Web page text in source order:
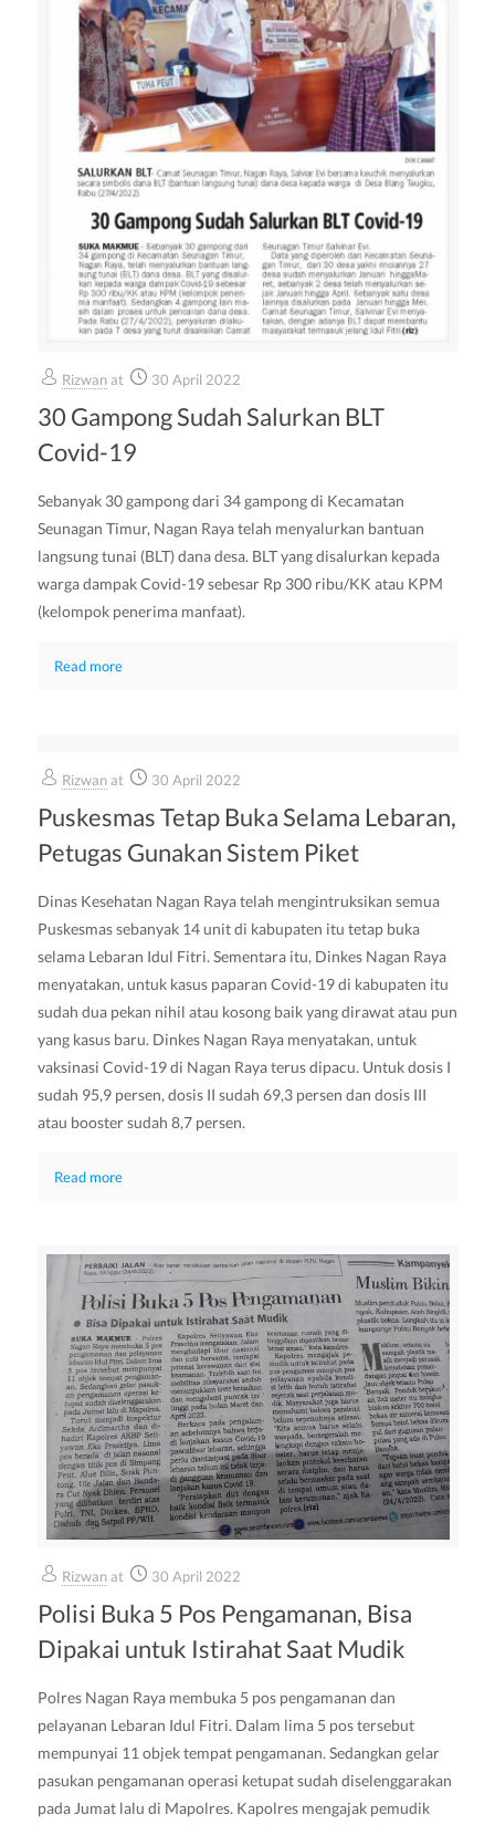
Rizwan at 30 April 2022
30 Gampong Sudah Salurkan BLT
Covid-19
Sebanyak 30 gampong dari 34 gampong di Kecamatan
Seunagan Timur, Nagan Raya telah menyalurkan bantuan
langsung tunai (BLT) dana desa. BLT yang disalurkan kepada
warga dampak Covid-19 sebesar Rp 300 ribu/KK atau KPM
(kelompok penerima manfaat).
Read more
Rizwan at 30 April 2022
Puskesmas Tetap Buka Selama Lebaran,
Petugas Gunakan Sistem Piket
Dinas Kesehatan Nagan Raya telah mengintruksikan semua
Puskesmas sebanyak 14 unit di kabupaten itu tetap buka
selama Lebaran Idul Fitri. Sementara itu, Dinkes Nagan Raya
menyatakan, untuk kasus paparan Covid-19 di kabupaten itu
sudah dua pekan nihil atau kosong baik yang dirawat atau pun
yang kasus baru. Dinkes Nagan Raya menyatakan, untuk
vaksinasi Covid-19 di Nagan Raya terus dipacu. Untuk dosis I
sudah 95,9 persen, dosis II sudah 69,3 persen dan dosis III
atau booster sudah 8,7 persen.
Read more
Rizwan at 30 April 2022
Polisi Buka 5 Pos Pengamanan, Bisa
Dipakai untuk Istirahat Saat Mudik
Polres Nagan Raya membuka 5 pos pengamanan dan
pelayanan Lebaran Idul Fitri. Dalam lima 5 pos tersebut
mempunyai 11 objek tempat pengamanan. Sedangkan gelar
pasukan pengamanan operasi ketupat sudah diselenggarakan
pada Jumat lalu di Mapolres. Kapolres mengajak pemudik